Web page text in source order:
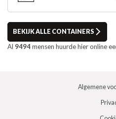
BEKIJK ALLE CONTAINERS
Al 9494mensen huurde hier online
Algemene